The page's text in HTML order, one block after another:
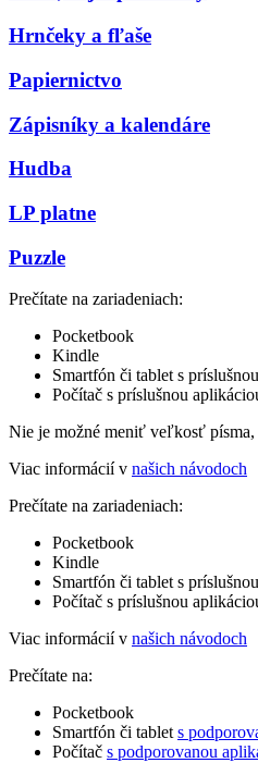
Hrnčeky a fľaše
Papiernictvo
Zápisníky a kalendáre
Hudba
LP platne
Puzzle
Prečítate na zariadeniach:
Pocketbook
Kindle
Smartfón či tablet s
Počítač s príslušnou
Nie je možné meniť veľkosť písma,
Viac informácií v našich návodoch
Prečítate na zariadeniach:
Pocketbook
Kindle
Smartfón či tablet s
Počítač s príslušnou
Viac informácií v našich návodoch
Prečítate na:
Pocketbook
Smartfón či tablet s
Počítač s podporovanou